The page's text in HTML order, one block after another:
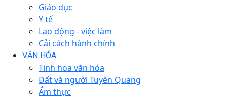
Giáo dục
Y tế
Lao động - việc làm
Cải cách hành chính
VĂN HÓA
Tinh hoa văn hóa
Đất và người Tuyên Quang
Ẩm thực